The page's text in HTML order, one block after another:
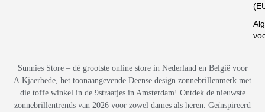
Sunnies Store – dé grootste online store in Nederland en België voor
A.Kjaerbede, het toonaangevende Deense design zonnebrillenmerk met
die toffe winkel in de 9straatjes in Amsterdam! Ontdek de nieuwste
zonnebrillentrends van 2026 voor zowel dames als heren. Geïnspireerd